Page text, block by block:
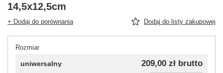
14,5x12,5cm
+ Dodaj do porównania Dodaj do listy zakupowej
Rozmiar
uniwersalny 209,00 zł brutto